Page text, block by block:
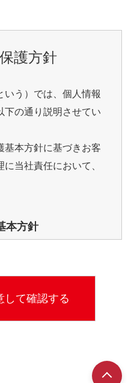
護方針
う）では、個人情報
下の通り説明させてい
基本方針に基づきお客
当社責任において、
本方針
など、当社が対応して